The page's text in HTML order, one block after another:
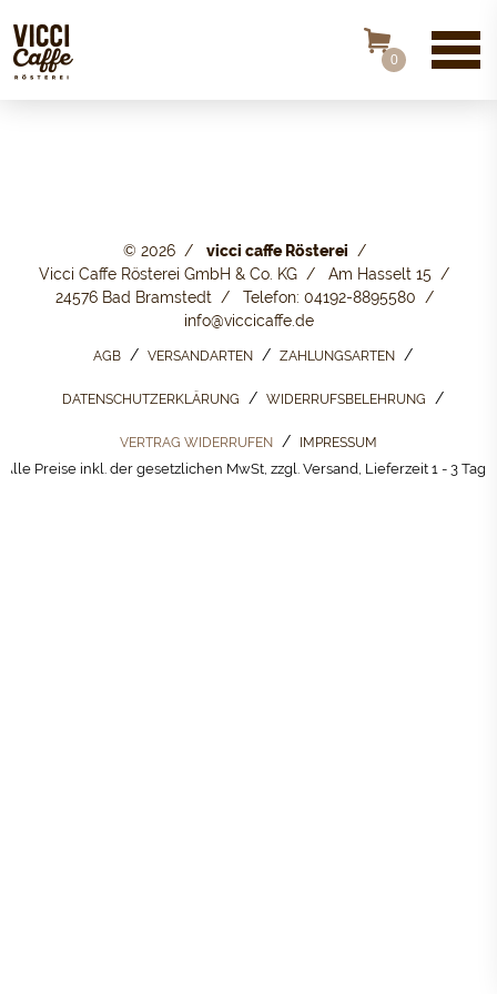
0
© 2026
vicci caffe Rösterei
Vicci Caffe Rösterei GmbH & Co. KG
Am Hasselt 15
24576 Bad Bramstedt
Telefon: 04192-8895580
info@viccicaffe.de
AGB VERSANDARTEN ZAHLUNGSARTEN
DATENSCHUTZERKLÄRUNG WIDERRUFSBELEHRUNG
VERTRAG WIDERRUFEN IMPRESSUM
Alle Preise inkl. der gesetzlichen MwSt, zzgl. Versand, Lieferzeit 1 - 3 Tage